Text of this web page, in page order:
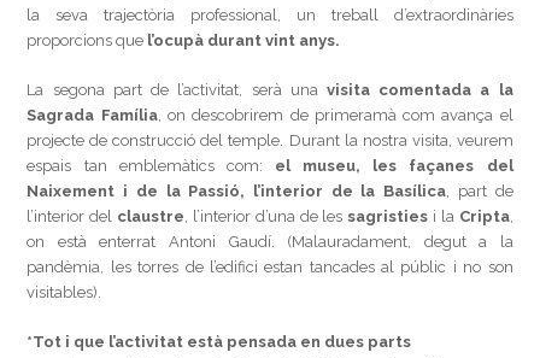
la seva trajectòria professional, un treball d’extraordinàries
proporcions que l’ocupà durant vint anys.
La segona part de l’activitat, serà una visita comentada a la
Sagrada Família, on descobrirem de primeramà com avança el
projecte de construcció del temple. Durant la nostra visita, veurem
espais tan emblemàtics com: el museu, les façanes del
Naixement i de la Passió, l’interior de la Basílica , part de
l’interior del claustre , l’interior d’una de lessagristies i la Cripta,
on està enterrat Antoni Gaudí. (Malauradament, degut a la
pandèmia, les torres de l’edifici estan tancades al públic i no son
visitables).
*Tot i que l’activitat està pensada en dues parts